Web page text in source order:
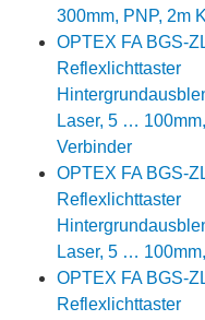
300mm, PNP, 2m
OPTEX FA BGS-
Reflexlichttaster
Laser, 5 …
Verbinder
OPTEX FA BGS-
Reflexlichttaster
Laser, 5 …
OPTEX FA BGS-
Reflexlichttaster